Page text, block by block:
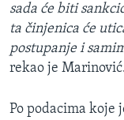
sada će biti
ta činjenica će
postupanje i
rekao je
Po podacima koje